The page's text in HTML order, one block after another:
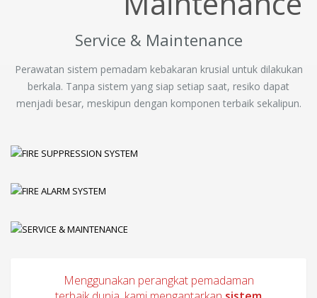
Service & Maintenance
Perawatan sistem pemadam kebakaran krusial untuk dilakukan
berkala. Tanpa sistem yang siap setiap saat, resiko dapat
menjadi besar, meskipun dengan komponen terbaik sekalipun.
Menggunakan perangkat pemadaman